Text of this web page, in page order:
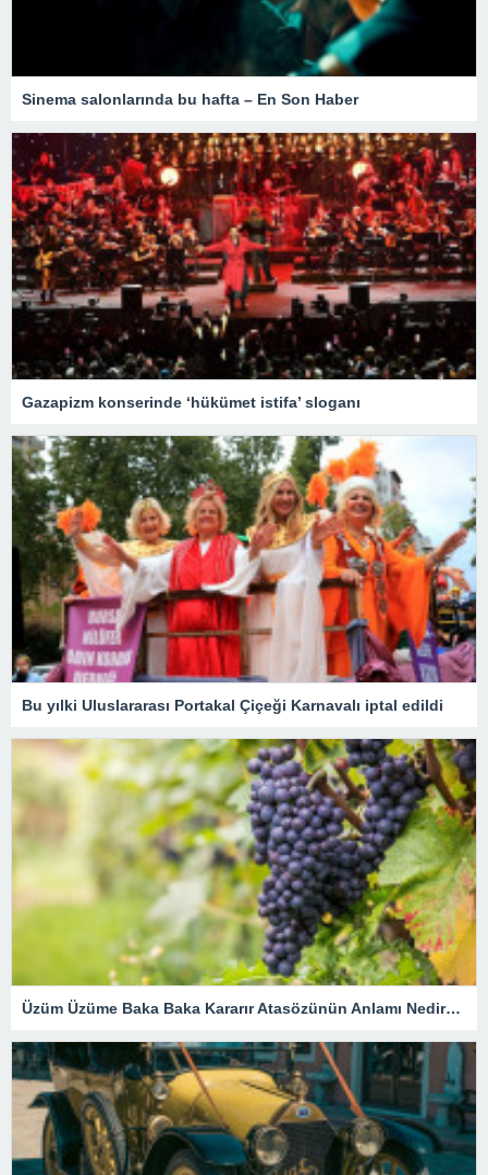
Sinema salonlarında bu hafta – En Son Haber
Gazapizm konserinde ‘hükümet istifa’ sloganı
Bu yılki Uluslararası Portakal Çiçeği Karnavalı iptal edildi
Üzüm Üzüme Baka Baka Kararır Atasözünün Anlamı Nedir? Kısaca Açıklaması Ve Örnek Cümle…